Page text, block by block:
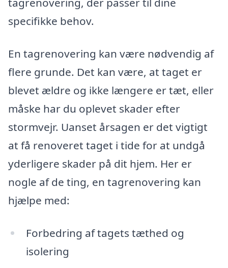
specifikke behov.
En tagrenovering kan være nødvendig af
flere grunde. Det kan være, at taget er
blevet ældre og ikke længere er tæt, eller
måske har du oplevet skader efter
stormvejr. Uanset årsagen er det vigtigt
at få renoveret taget i tide for at undgå
yderligere skader på dit hjem. Her er
nogle af de ting, en tagrenovering kan
hjælpe med:
Forbedring af tagets tæthed og
isolering